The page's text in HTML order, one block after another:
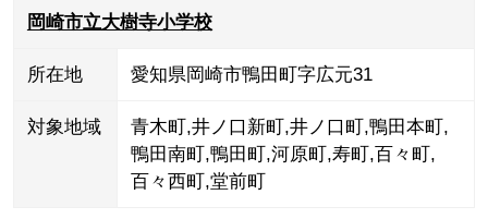
岡崎市立大樹寺小学校
所在地 愛知県岡崎市鴨田町字広元31
対象地域 青木町 ,井ノ口新町 ,井ノ口町 ,鴨田本町 ,
鴨田南町 ,鴨田町 ,河原町 ,寿町 , 百々町 ,
百々西町 ,堂前町